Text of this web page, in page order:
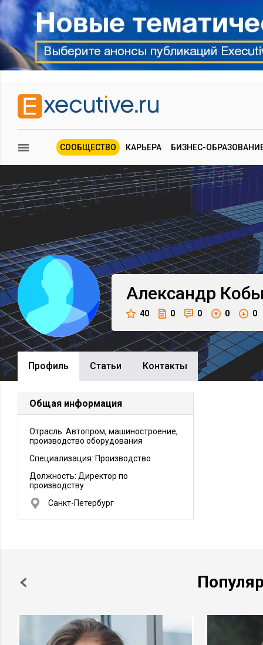
СООБЩЕСТВО КАРЬЕРА БИЗНЕС-
Александр
40 0 0 0 0
Профиль Cтатьи Контакты
Общая информация
Отрасль: Автопром, машиностроение,
производство оборудования
Специализация: Производство
Должность: Директор по
производству
Санкт-Петербург